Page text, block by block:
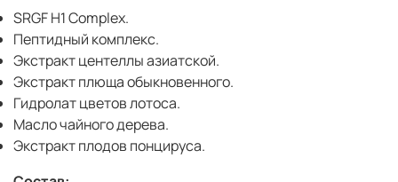
SRGF H1 Complex.
Пептидный комплекс.
Экстракт центеллы азиатской.
Экстракт плюща обыкновенного.
Гидролат цветов лотоса.
Масло чайного дерева.
Экстракт плодов понцируса.